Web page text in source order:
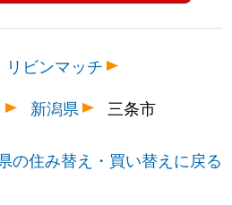
ビンマッチ
新潟県 三条市
の住み替え・買い替えに戻る